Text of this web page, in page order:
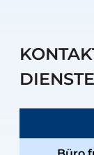
DIENSTE